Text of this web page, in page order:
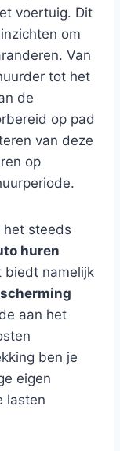
voertuig. Dit
om
Van
tot het
de
op pad
van deze
op
het steeds
huren
biedt namelijk
aan het
ben je
eigen
lasten